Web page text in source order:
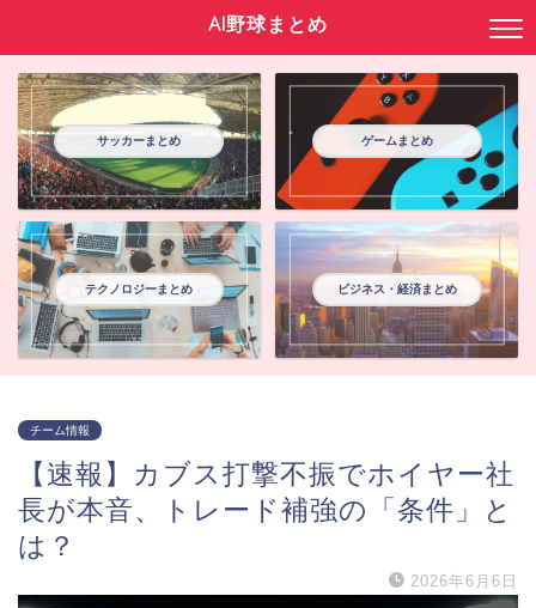
AI野球まとめ
サッカーまとめ ゲームまとめ
テクノロジーまとめ ビジネス・経済まとめ
チーム情報
【速報】カブス打撃不振でホイヤー社
長が本音、トレード補強の「条件」と
は？
2026年6月6日